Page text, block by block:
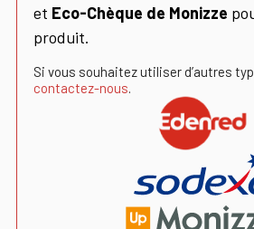
et Eco-Chèque de Monizze
produit.
Si vous souhaitez utiliser d’autres
contactez-nous